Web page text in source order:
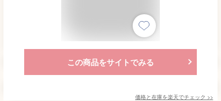
この商品をサイトでみる
価格と在庫を楽天でチェック >>